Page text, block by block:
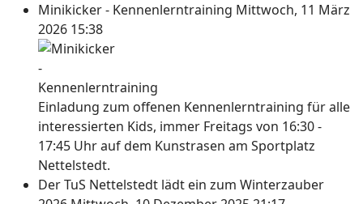
Minikicker - Kennenlerntraining Mittwoch, 11 März
2026 15:38
Einladung zum offenen Kennenlerntraining für alle
interessierten Kids, immer Freitags von 16:30 -
17:45 Uhr auf dem Kunstrasen am Sportplatz
Nettelstedt.
Der TuS Nettelstedt lädt ein zum Winterzauber